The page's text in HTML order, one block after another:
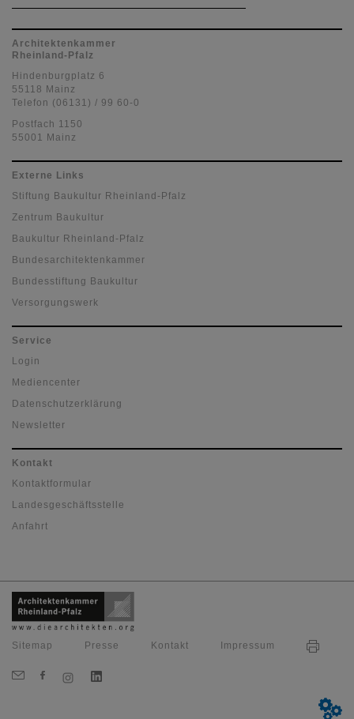
Architektenkammer
Rheinland-Pfalz
Hindenburgplatz 6
55118 Mainz
Telefon (06131) / 99 60-0
Postfach 1150
55001 Mainz
Externe Links
Stiftung Baukultur Rheinland-Pfalz
Zentrum Baukultur
Baukultur Rheinland-Pfalz
Bundesarchitektenkammer
Bundesstiftung Baukultur
Versorgungswerk
Service
Login
Mediencenter
Datenschutzerklärung
Newsletter
Kontakt
Kontaktformular
Landesgeschäftsstelle
Anfahrt
Sitemap Presse Kontakt Impressum